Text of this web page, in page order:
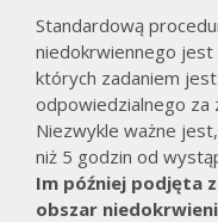
Standardową
niedokrwiennego
których zadaniem
odpowiedzialnego za
Niezwykle ważne
niż 5 godzin od
Im później podjęta
obszar